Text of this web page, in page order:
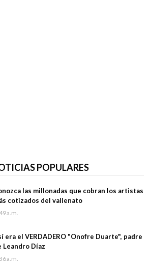
POPULARES
las millonadas que cobran los artistas
cotizados del vallenato
a.m.
era el VERDADERO "Onofre Duarte", padre
Leandro Díaz
a.m.